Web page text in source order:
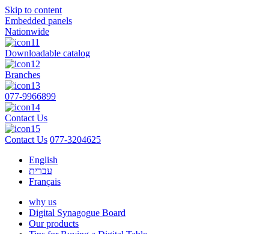
Skip to content
Embedded panels
Nationwide
Downloadable catalog
Branches
077-9966899
Contact Us
Contact Us 077-3204625
English
עברית
Français
why us
Digital Synagogue Board
Our products